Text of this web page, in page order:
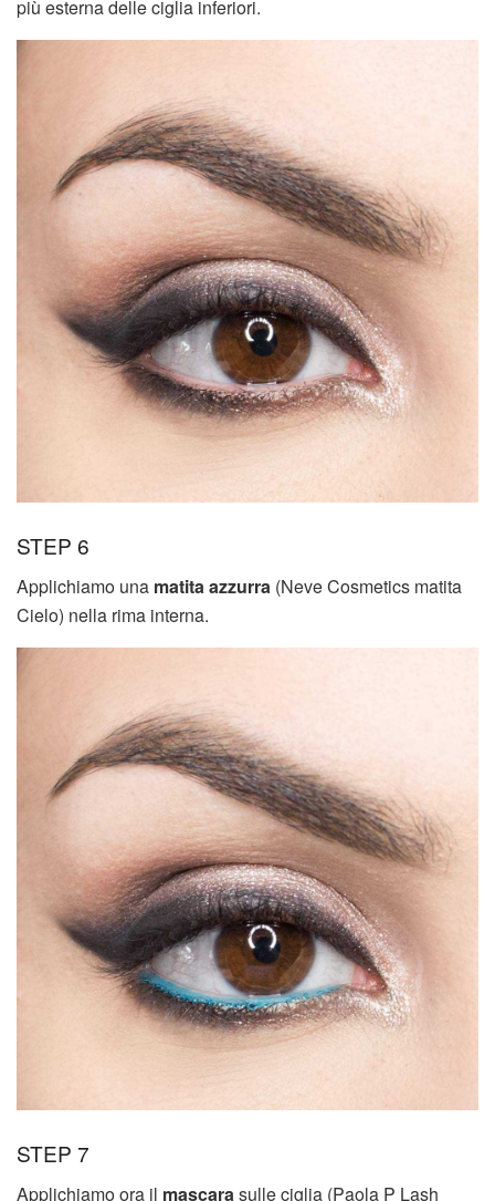
più esterna delle ciglia inferiori.
STEP 6
Applichiamo una matita azzurra (Neve Cosmetics matita
Cielo) nella rima interna.
STEP 7
Applichiamo ora il mascarasulle ciglia (Paola P Lash